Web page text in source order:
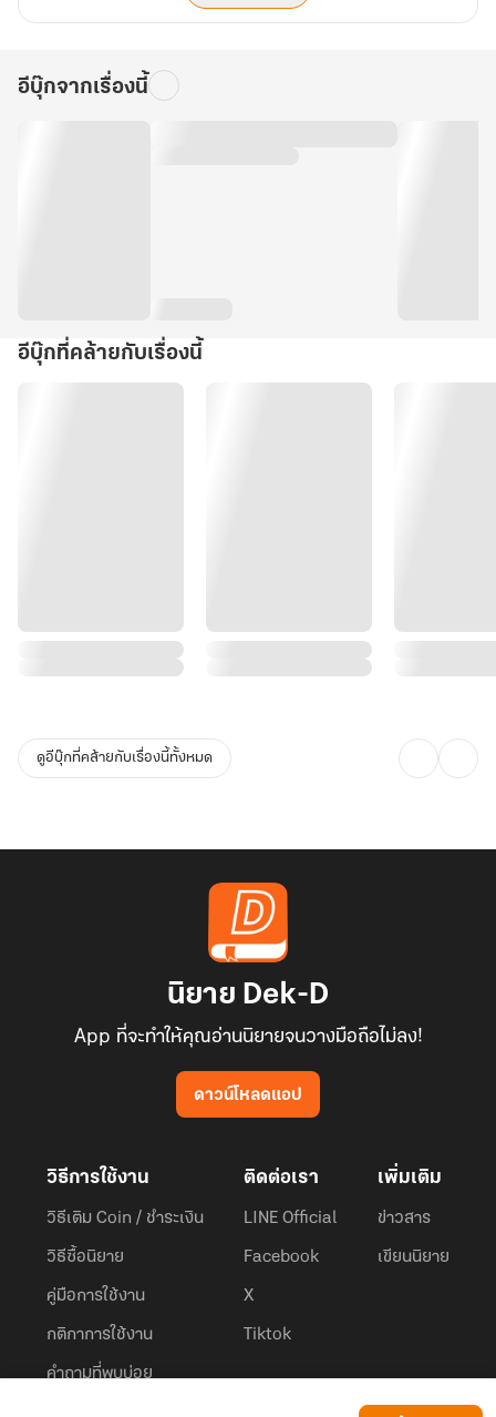
อีบุ๊กจากเรื่องนี้
อีบุ๊กที่คล้ายกับเรื่องนี้
ดูอีบุ๊กที่คล้ายกับเรื่องนี้ทั้งหมด
นิยาย Dek-D
App ที่จะทำให้คุณอ่านนิยายจนวางมือถือไม่ลง!
ดาวน์โหลดแอป
วิธีการใช้งาน
วิธีเติม Coin / ชำระเงิน
วิธีซื้อนิยาย
คู่มือการใช้งาน
กติกาการใช้งาน
คำถามที่พบบ่อย
ติดต่อเรา
LINE Official
Facebook
X
Tiktok
เพิ่มเติม
ข่าวสาร
เขียนนิยาย